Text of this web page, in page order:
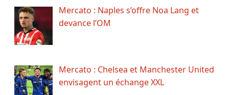
Mercato : Naples s’offre Noa Lang et
devance l’OM
Mercato : Chelsea et Manchester United
envisagent un échange XXL